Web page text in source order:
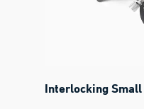
Interlocking